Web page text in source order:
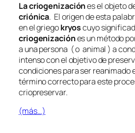
La criogenizaciónes el objeto
criónica. El origen de esta
en el griegokryoscuyo
criogenizaciónes un método
a una persona ( o animal ) a
intenso con el objetivo de
condiciones para ser reanimado
término correcto para este
criopreservar.
(más…)